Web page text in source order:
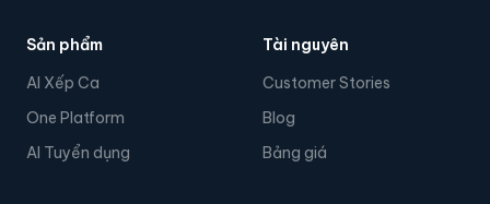
Sản phẩm
AI Xếp Ca
One Platform
AI Tuyển dụng
Tài nguyên
Customer Stories
Blog
Bảng giá